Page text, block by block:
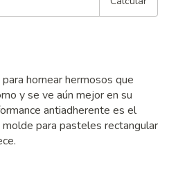
hornear hermosos que
y se ve aún mejor en su
antiadherente es el
para pasteles rectangular